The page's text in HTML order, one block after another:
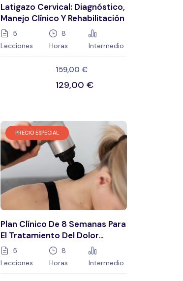
Latigazo Cervical: Diagnóstico,
Manejo Clínico Y Rehabilitación
5
Lecciones
8
Horas
Intermedio
159,00€
129,00 €
PRECIO ESPECIAL
Plan Clínico De 8 Semanas Para
El Tratamiento Del Dolor
Cervical
5
Lecciones
8
Horas
Intermedio